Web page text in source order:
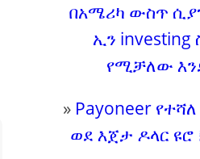
በአሜሪካ ውስጥ
ኢን
የሚቻለው
» Payoneer
ወደ እጀታ ዶላር